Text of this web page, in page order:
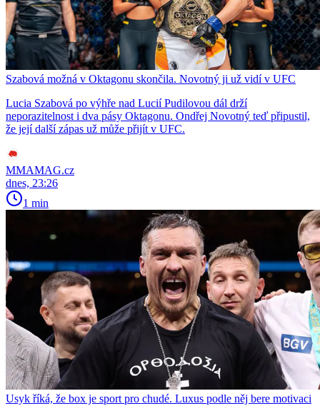
Szabová možná v Oktagonu skončila. Novotný ji už vidí v UFC
Lucia Szabová po výhře nad Lucií Pudilovou dál drží
neporazitelnost i dva pásy Oktagonu. Ondřej Novotný teď připustil,
že její další zápas už může přijít v UFC.
MMAMAG.cz
dnes, 23:26
1 min
Usyk říká, že box je sport pro chudé. Luxus podle něj bere motivaci